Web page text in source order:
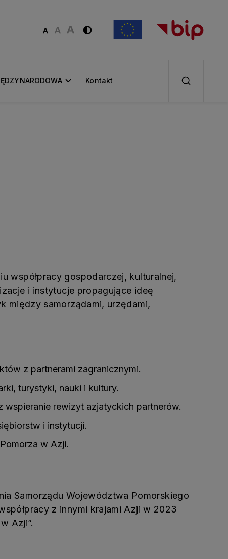
Kontakt
współpracy gospodarczej, kulturalnej,
i instytucje propagujące ideę
między samorządami, urzędami,
z partnerami zagranicznymi.
turystyki, nauki i kultury.
rewizyt azjatyckich partnerów.
i instytucji.
w Azji.
Samorządu Województwa Pomorskiego
z innymi krajami Azji w 2023
Azji”.